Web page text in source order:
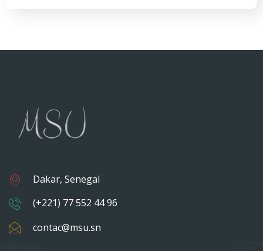
Dakar, Senegal
(+221) 77 552 44 96
contac@msu.sn